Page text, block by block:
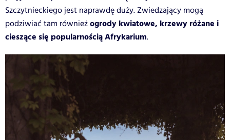
Szczytnieckiego jest naprawdę duży. Zwiedzający mogą
podziwiać tam równieżogrody kwiatowe, krzewy różane i
cieszące się popularnością Afrykarium.